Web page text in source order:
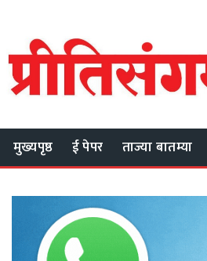
मुख्यपृष्ठ ई पेपर ताज्या बातम्या